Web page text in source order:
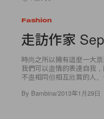
Fashion
走訪作家
時尚之所以擁有這麼一大
我們可以盡情的表達自我
不盡相同但相互欣賞的人
By Bambina/2013年1月29日